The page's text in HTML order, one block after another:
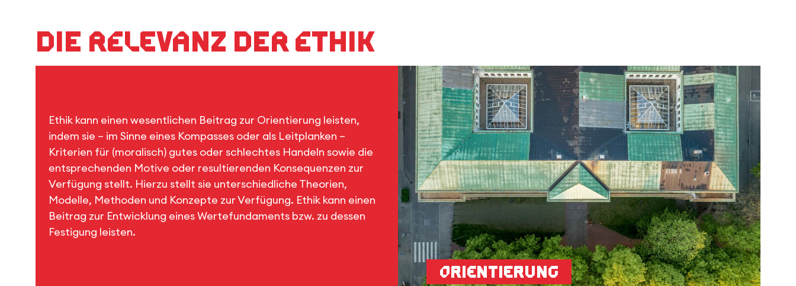
Die Relevanz der Ethik
Orientierung
Ethik kann einen wesentlichen Beitrag zur Orientierung leisten,
indem sie – im Sinne eines Kompasses oder als Leitplanken –
Kriterien für (moralisch) gutes oder schlechtes Handeln sowie die
entsprechenden Motive oder resultierenden Konsequenzen zur
Verfügung stellt. Hierzu stellt sie unterschiedliche Theorien,
Modelle, Methoden und Konzepte zur Verfügung. Ethik kann einen
Beitrag zur Entwicklung eines Wertefundaments bzw. zu dessen
Festigung leisten.